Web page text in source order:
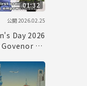
01:32
公開2026.02.25
Day 2026
of